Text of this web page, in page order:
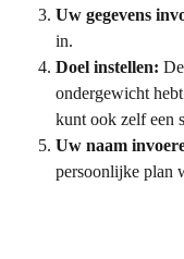
Uw gegevens
in.
Doel instellen:
ondergewicht
kunt ook zelf een
Uw naam
persoonlijke plan